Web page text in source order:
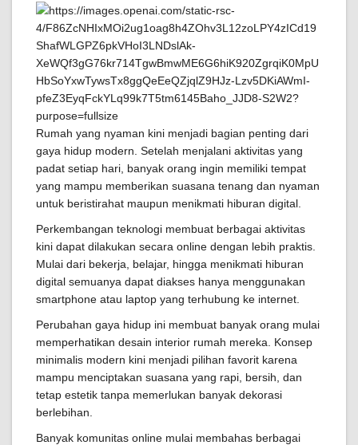
Rumah yang nyaman kini menjadi bagian penting dari
gaya hidup modern. Setelah menjalani aktivitas yang
padat setiap hari, banyak orang ingin memiliki tempat
yang mampu memberikan suasana tenang dan nyaman
untuk beristirahat maupun menikmati hiburan digital.
Perkembangan teknologi membuat berbagai aktivitas
kini dapat dilakukan secara online dengan lebih praktis.
Mulai dari bekerja, belajar, hingga menikmati hiburan
digital semuanya dapat diakses hanya menggunakan
smartphone atau laptop yang terhubung ke internet.
Perubahan gaya hidup ini membuat banyak orang mulai
memperhatikan desain interior rumah mereka. Konsep
minimalis modern kini menjadi pilihan favorit karena
mampu menciptakan suasana yang rapi, bersih, dan
tetap estetik tanpa memerlukan banyak dekorasi
berlebihan.
Banyak komunitas online mulai membahas berbagai